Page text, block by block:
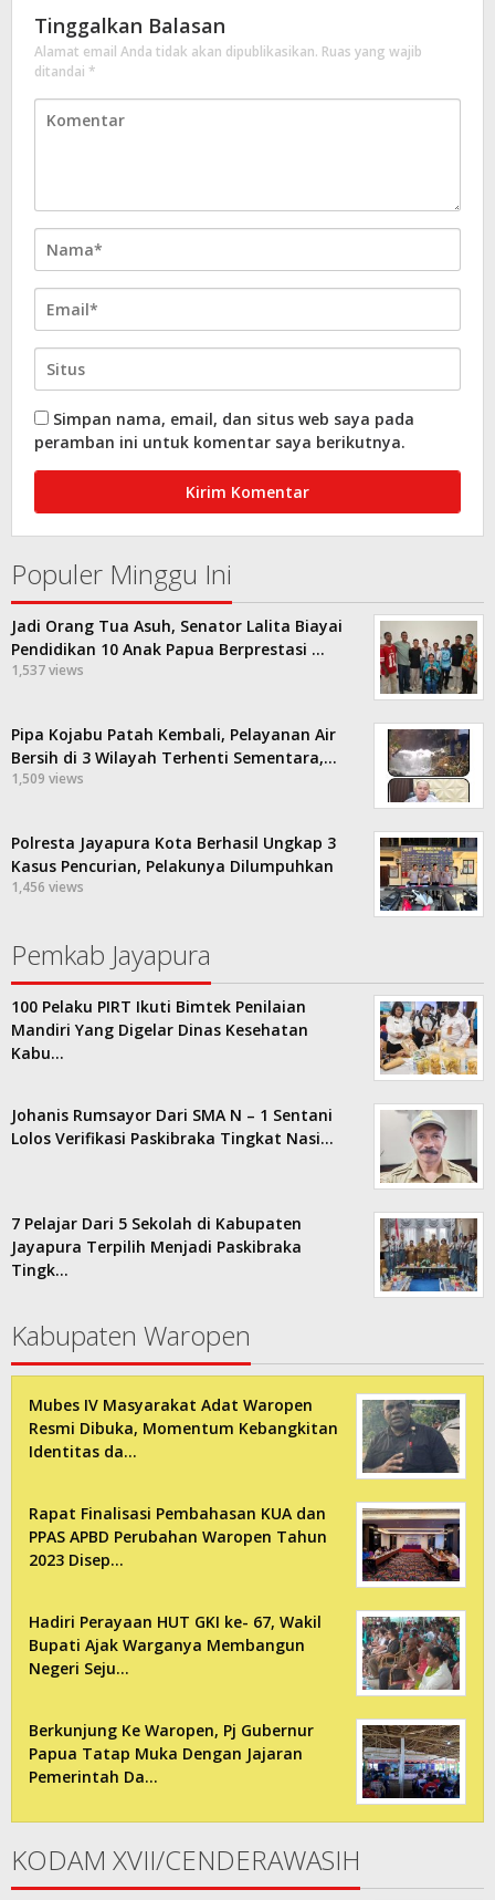
Tinggalkan Balasan
Alamat email Anda tidak akan dipublikasikan. Ruas yang wajib
ditandai *
Simpan nama, email, dan situs web saya pada
peramban ini untuk komentar saya berikutnya.
Populer Minggu Ini
Jadi Orang Tua Asuh, Senator Lalita Biayai
Pendidikan 10 Anak Papua Berprestasi …
1,537 views
Pipa Kojabu Patah Kembali, Pelayanan Air
Bersih di 3 Wilayah Terhenti Sementara,…
1,509 views
Polresta Jayapura Kota Berhasil Ungkap 3
Kasus Pencurian, Pelakunya Dilumpuhkan
1,456 views
Pemkab Jayapura
100 Pelaku PIRT Ikuti Bimtek Penilaian
Mandiri Yang Digelar Dinas Kesehatan
Kabu…
Johanis Rumsayor Dari SMA N – 1 Sentani
Lolos Verifikasi Paskibraka Tingkat Nasi…
7 Pelajar Dari 5 Sekolah di Kabupaten
Jayapura Terpilih Menjadi Paskibraka
Tingk…
Kabupaten Waropen
Mubes IV Masyarakat Adat Waropen
Resmi Dibuka, Momentum Kebangkitan
Identitas da…
Rapat Finalisasi Pembahasan KUA dan
PPAS APBD Perubahan Waropen Tahun
2023 Disep…
Hadiri Perayaan HUT GKI ke- 67, Wakil
Bupati Ajak Warganya Membangun
Negeri Seju…
Berkunjung Ke Waropen, Pj Gubernur
Papua Tatap Muka Dengan Jajaran
Pemerintah Da…
KODAM XVII/CENDERAWASIH